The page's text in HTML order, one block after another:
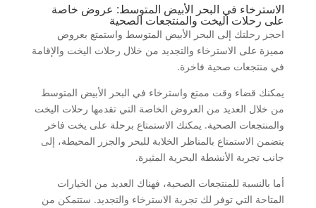
الاسترخاء في البحر الأبيض المتوسط: عروض خاصة
على رحلات اليخت والمنتجعات الصحية
احجز رحلتك إلى البحر الأبيض المتوسط واستمتع بعروض
مميزة على الاسترخاء والتجديد من خلال رحلات اليخت والإقامة
في منتجعات صحية فاخرة.
يمكنك قضاء وقت ممتع واسترخاء في البحر الأبيض المتوسط
من خلال العديد من العروض الخاصة التي تقدمها رحلات اليخت
والمنتجعات الصحية. يمكنك الاستمتاع برحلة على يخت فاخر
يتضمن الاستمتاع بالمناظر الخلابة للبحر والجزر المحيطة، إلى
جانب تجربة الأنشطة البحرية المثيرة.
أما بالنسبة للمنتجعات الصحية، فهناك العديد من الخيارات
المتاحة التي توفر لك تجربة الاسترخاء والتجديد. ستتمكن من